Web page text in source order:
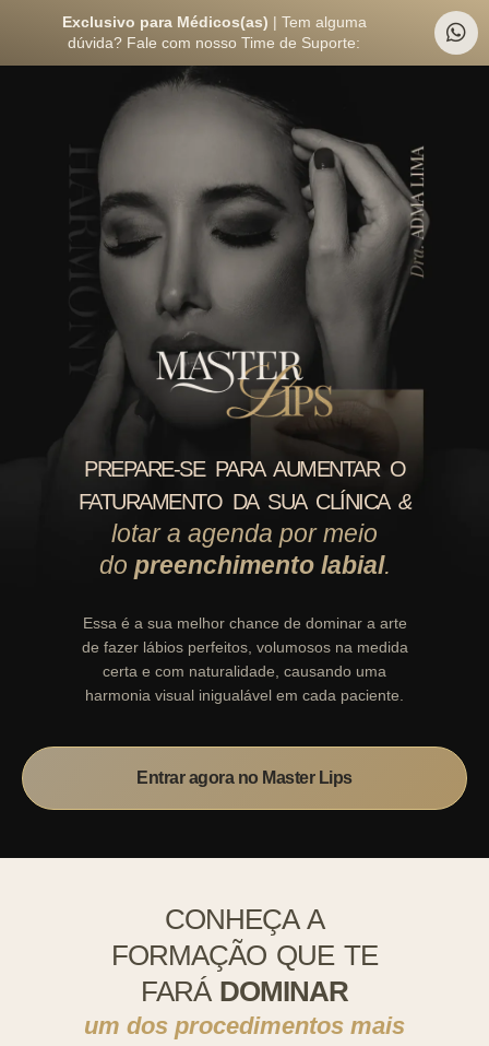
Exclusivo para Médicos(as) | Tem alguma
dúvida? Fale com nosso Time de Suporte:
PREPARE-SE PARA AUMENTAR O
FATURAMENTO DA SUA CLÍNICA &
lotar a agenda por meio
do preenchimento labial.
Essa é a sua melhor chance de dominar a arte
de fazer lábios perfeitos, volumosos na medida
certa e com naturalidade, causando uma
harmonia visual inigualável em cada paciente.
Entrar agora no Master Lips
CONHEÇA A
FORMAÇÃO QUE TE
FARÁ DOMINAR
um dos procedimentos mais